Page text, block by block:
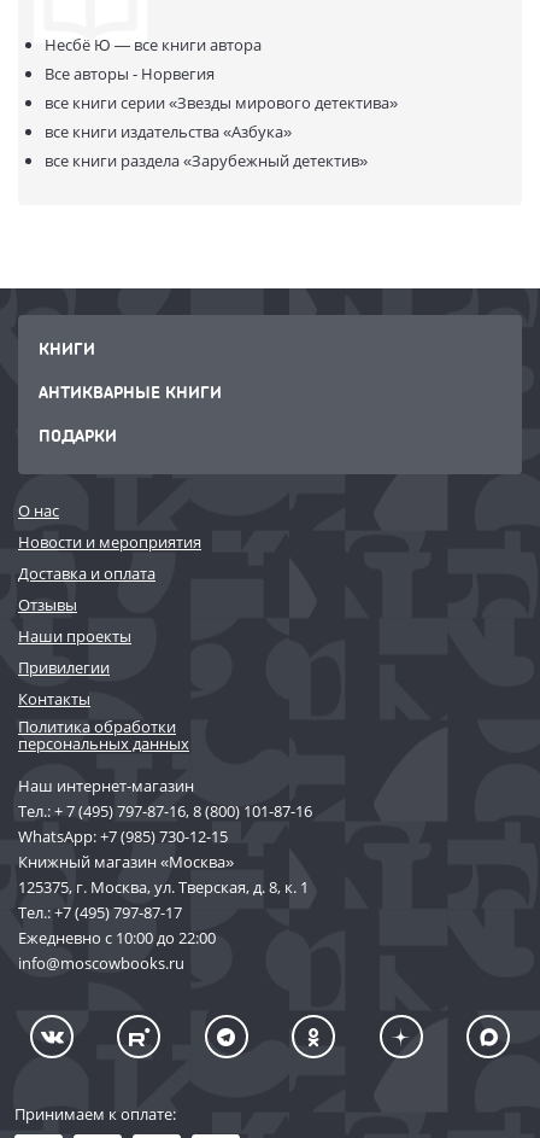
Несбё Ю — все книги автора
Все авторы - Норвегия
все книги серии«Звезды мирового детектива»
все книги издательства«Азбука»
все книги раздела«Зарубежный детектив»
КНИГИ
АНТИКВАРНЫЕ КНИГИ
ПОДАРКИ
О нас
Новости и мероприятия
Доставка и оплата
Отзывы
Наши проекты
Привилегии
Контакты
Политика обработки
персональных данных
Наш интернет-магазин
Тел.:+ 7 (495) 797-87-16,8 (800) 101-87-16
WhatsApp:+7 (985) 730-12-15
Книжный магазин «Москва»
125375, г. Москва, ул. Тверская, д. 8, к. 1
Тел.:+7 (495) 797-87-17
Ежедневно с 10:00 до 22:00
info@moscowbooks.ru
Принимаем к оплате: